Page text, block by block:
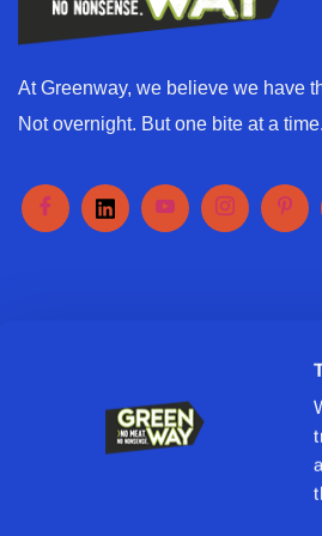
At Greenway, we believe we have
Not overnight. But one bite at a